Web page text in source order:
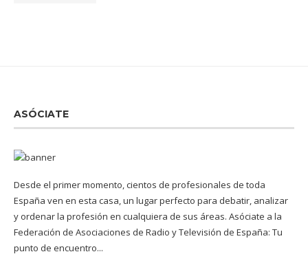
ASÓCIATE
Desde el primer momento, cientos de profesionales de toda
España ven en esta casa, un lugar perfecto para debatir, analizar
y ordenar la profesión en cualquiera de sus áreas. Asóciate a la
Federación de Asociaciones de Radio y Televisión de España: Tu
punto de encuentro...